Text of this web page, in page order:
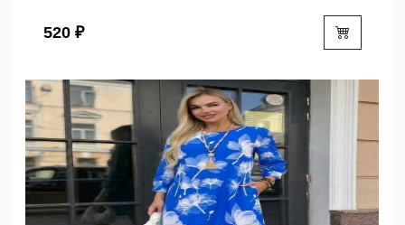
520 ₽